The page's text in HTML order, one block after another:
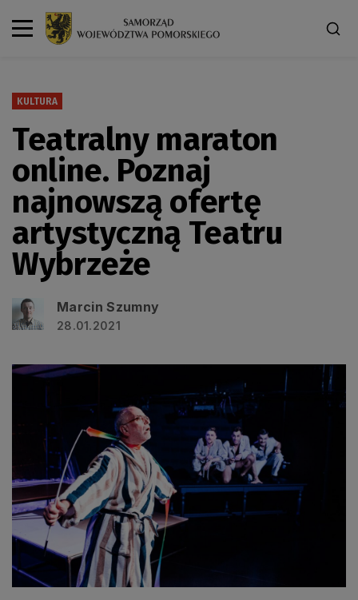
KULTURA
Teatralny maraton
online. Poznaj
najnowszą ofertę
artystyczną Teatru
Wybrzeże
Marcin Szumny
28.01.2021